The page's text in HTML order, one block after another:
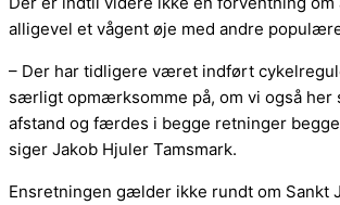
alligevel et vågent øje med andre
– Der har tidligere været indført
særligt opmærksomme på, om vi også her
afstand og færdes i begge retninger
siger Jakob Hjuler Tamsmark.
Ensretningen gælder ikke rundt om Sankt